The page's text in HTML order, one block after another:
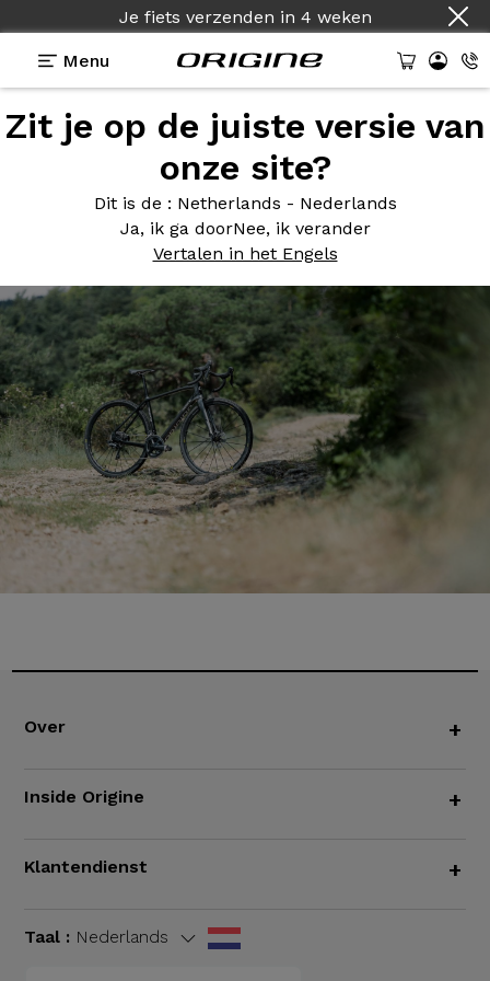
Je fiets verzenden in 4 weken
Menu
Zit je op de juiste versie van
onze site?
Dit is de : Netherlands - Nederlands
Ja, ik ga doorNee, ik verander
Vertalen in het Engels
Photos> Graxx Fibre apparente / Gris Titane
Graxx Fibreapparente / Gris
Over +
Inside Origine +
Klantendienst +
Taal : Nederlands